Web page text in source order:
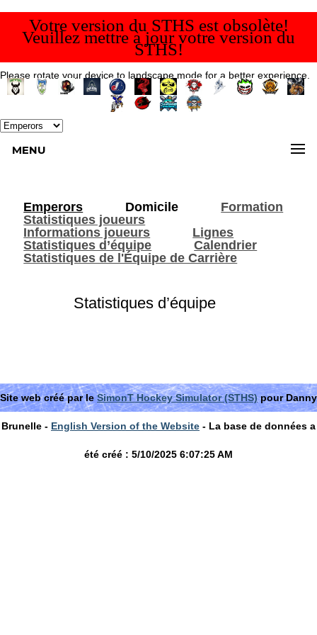
Votre version du STHS est obsolète!
Veuillez mettre à jour votre version du
STHS!
Please rotate your device to landscape mode for a better experience.
MENU
Emperors Domicile
Formation
Statistiques joueurs
Informations joueurs
Lignes
Statistiques d’équipe
Calendrier
Statistiques de l'Équipe de Carrière
Statistiques d’équipe
Site web créé par leSimonT Hockey Simulator (STHS)pour Danny
Brunelle - English Version of the Website - La base de données a
été créé : 5/10/2025 6:07:25 AM